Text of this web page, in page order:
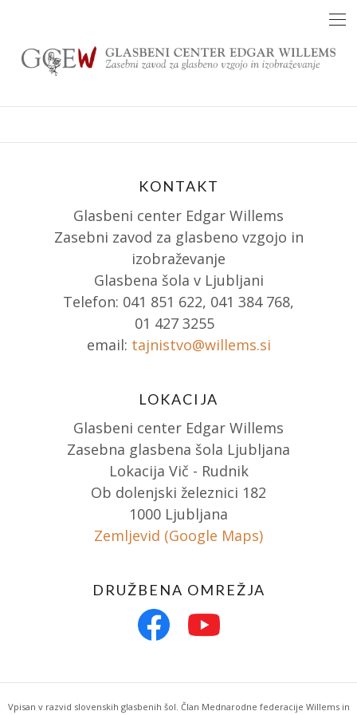
content
KONTAKT
Glasbeni center Edgar Willems
Zasebni zavod za glasbeno vzgojo in
izobraževanje
Glasbena šola v Ljubljani
Telefon: 041 851 622, 041 384 768,
01 427 3255
email: tajnistvo@willems.si
LOKACIJA
Glasbeni center Edgar Willems
Zasebna glasbena šola Ljubljana
Lokacija Vič - Rudnik
Ob dolenjski železnici 182
1000 Ljubljana
Zemljevid (Google Maps)
DRUŽBENA OMREŽJA
Vpisan v razvid slovenskih glasbenih šol. Član Mednarodne federacije Willems in